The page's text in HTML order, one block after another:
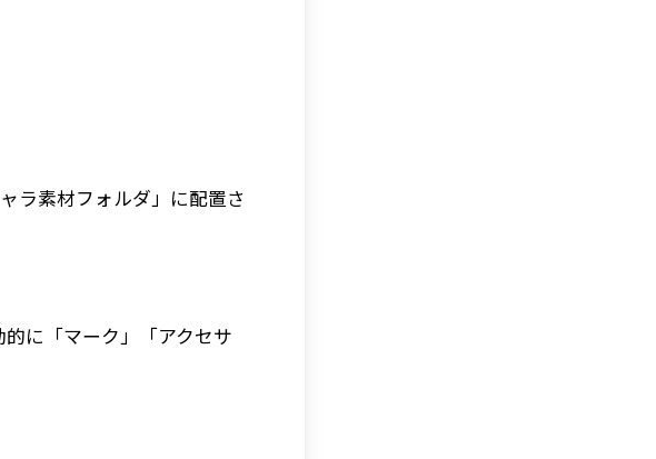
ラ素材フォルダ」に配置さ
に「マーク」「アクセサ